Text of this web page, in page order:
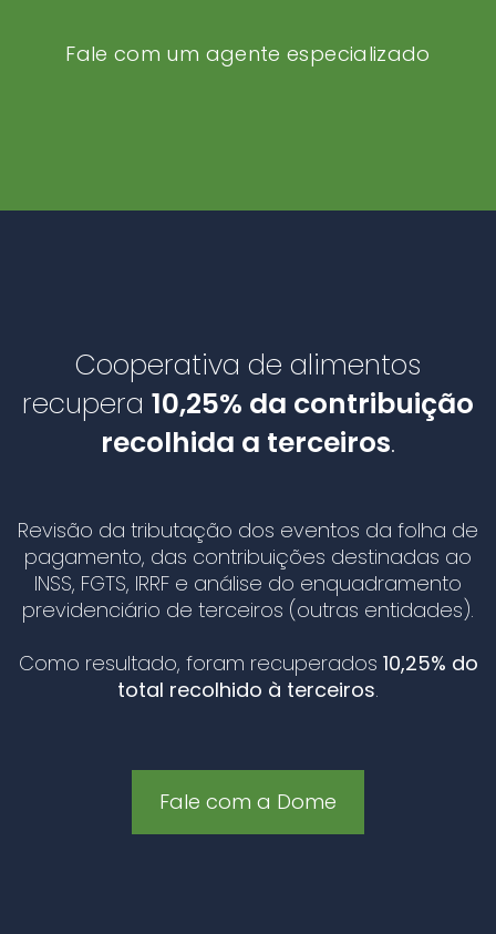
Fale com um agente especializado
Cooperativa de alimentos
recupera 10,25% da contribuição
recolhida a terceiros.
Revisão da tributação dos eventos da folha de
pagamento, das contribuições destinadas ao
INSS, FGTS, IRRF e análise do enquadramento
previdenciário de terceiros (outras entidades).
Como resultado, foram recuperados 10,25% do
total recolhido à terceiros.
Fale com a Dome